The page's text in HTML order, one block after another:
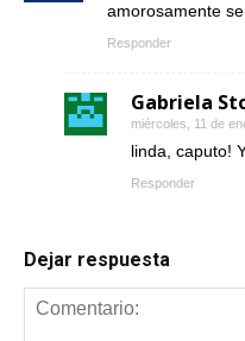
amorosamente
Responder
Gabriela
miércoles, 11 de
linda, caputo!
Responder
Dejar respuesta